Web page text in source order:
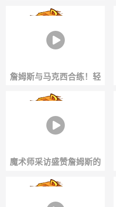
给我激动坏了！但是得强
壮镇定！
詹姆斯与马克西合练！轻
松暴扣🔥老头这身体状态
还能打好久吧！
魔术师采访盛赞詹姆斯的
天赋✨